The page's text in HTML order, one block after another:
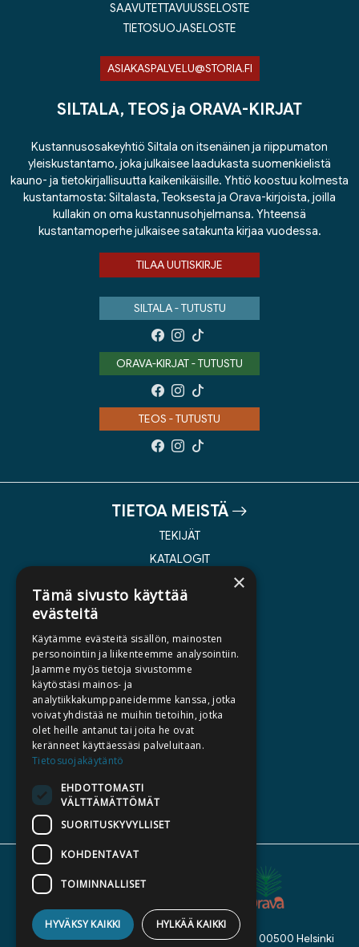
SAAVUTETTAVUUSSELOSTE
TIETOSUOJASELOSTE
ASIAKASPALVELU@STORIA.FI
SILTALA, TEOS ja ORAVA-KIRJAT
Kustannusosakeyhtiö Siltala on itsenäinen ja riippumaton
yleiskustantamo, joka julkaisee laadukasta suomenkielistä
kauno- ja tietokirjallisuutta kaikenikäisille. Yhtiö koostuu kolmesta
kustantamosta: Siltalasta, Teoksesta ja Orava-kirjoista, joilla
kullakin on oma kustannusohjelmansa. Yhteensä
kustantamoperhe julkaisee satakunta kirjaa vuodessa.
TILAA UUTISKIRJE
SILTALA - TUTUSTU
ORAVA-KIRJAT - TUTUSTU
TEOS - TUTUSTU
TIETOA MEISTÄ
TEKIJÄT
KATALOGIT
KIRJA TILAUSTYÖNÄ
MEDIALLE
LASKUTUSOSOITTEET
SILTALA.FI
ENNAKKOTILATTAVAT
LAHJAKORTTI
Kustannusosakeyhtiö Siltala, Suvilahdenkatu 7, 00500 Helsinki
×
Tämä sivusto käyttää
evästeitä
Käytämme evästeitä sisällön, mainosten
personointiin ja liikenteemme analysointiin.
Jaamme myös tietoja sivustomme
käytöstäsi mainos- ja
analytiikkakumppaneidemme kanssa, jotka
voivat yhdistää ne muihin tietoihin, jotka
olet heille antanut tai joita he ovat
keränneet käyttäessäsi palveluitaan.
Tietosuojakäytäntö
EHDOTTOMASTI
VÄLTTÄMÄTTÖMÄT
SUORITUSKYVYLLISET
KOHDENTAVAT
TOIMINNALLISET
HYVÄKSY KAIKKI HYLKÄÄ KAIKKI